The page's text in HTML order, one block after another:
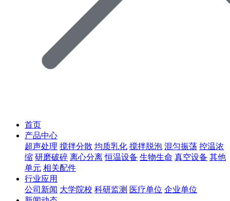
首页
产品中心
超声处理 搅拌分散 均质乳化 搅拌脱泡 混匀振荡 控温浓
缩 研磨破碎 离心分离 恒温设备 生物生命 真空设备 其他
单元 相关配件
行业应用
公司新闻 大学院校 科研监测 医疗单位 企业单位